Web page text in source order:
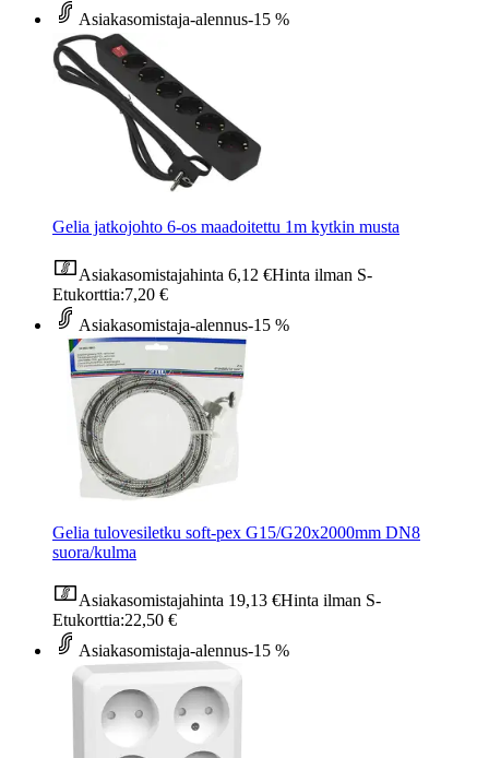
Asiakasomistaja-alennus-15 %
Gelia jatkojohto 6-os maadoitettu 1m kytkin musta
Asiakasomistajahinta 6,12 €Hinta ilman S-
Etukorttia:7,20 €
Asiakasomistaja-alennus-15 %
Gelia tulovesiletku soft-pex G15/G20x2000mm DN8
suora/kulma
Asiakasomistajahinta 19,13 €Hinta ilman S-
Etukorttia:22,50 €
Asiakasomistaja-alennus-15 %